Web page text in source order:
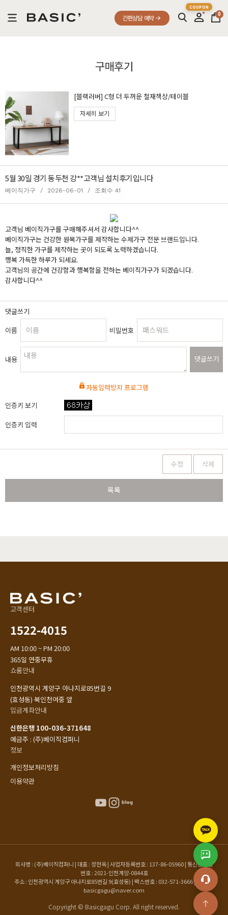
간편상담 예약
0
구매후기
[블랙러버] C형 더 두꺼운 철재책상/테이블
자세히 보기
5월 30일 경기 동두천 강**고객님 설치후기입니다
베이직가구 / 2026-06-01 / 조회수 41
고객님 베이직가구를 구매해주셔서 감사합니다^^
베이직가구는 건강한 원목가구를 제작하는 수제가구 전문 브랜드입니다.
늘, 정직한 가구를 제작하는 곳이 되도록 노력하겠습니다.
행복 가득한 하루가 되세요.
고객님의 공간에 건강함과 행복함을 전하는 베이직가구가 되겠습니다.
감사합니다^^
댓글쓰기
이름
비밀번호
내용 댓글쓰기
자동입력방지 프로그램
인증키 보기
인증키 입력
수정 삭제
목록
고객센터
1522-4015
AM 10:00 ~ PM 20:00
365일 연중무휴
쇼룸안내
인천광역시 계양구 아나지로85번길 9
(효성동) 북인천여중 앞
입금계좌안내
신한은행 100-036-371648
예금주 : (주)베이직컴퍼니
정보
개인정보처리방침
이용약관
회사명 : (주)베이직컴퍼니 | 대표 : 정현옥 | 사업자등록번호 : 137-86-05960 | 통신판매업
번호 : 2021-인천계양-0844호
주소 : 인천광역시 계양구 아나지로85번길 9(효성동) | 팩스번호 : 032-571-3666 | 이메일 :
basicgagu@naver.com
Copyright © Basicgagu Corp. All right reserved.